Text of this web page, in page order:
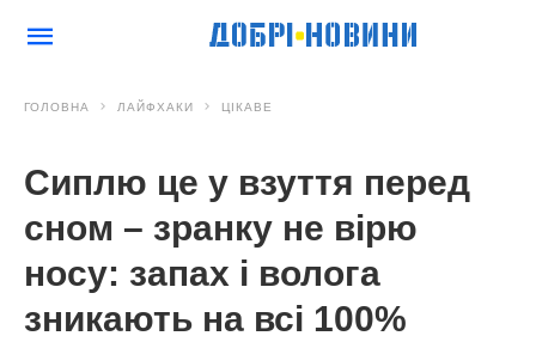
ГОЛОВНА ЛАЙФХАКИ ЦІКАВЕ
Сиплю це у взуття перед
сном – зранку не вірю
носу: запах і волога
зникають на всі 100%